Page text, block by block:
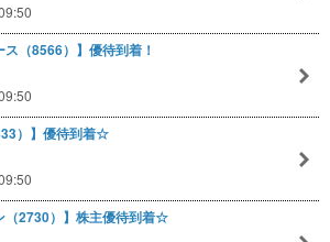
ス（8566）】優待到着！
）】優待到着☆
（2730）】株主優待到着☆